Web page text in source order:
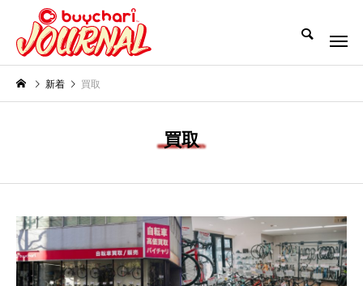
新着 買取
買取